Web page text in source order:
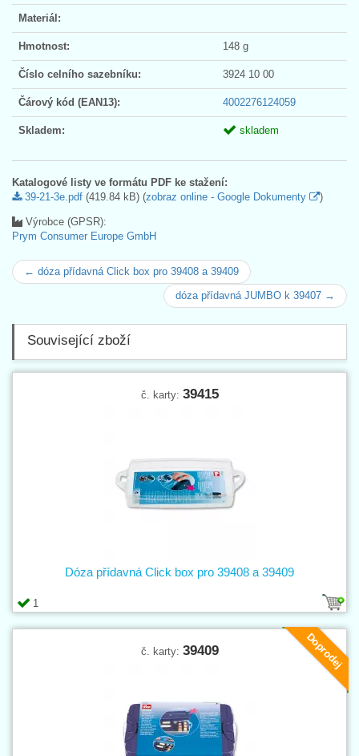
Materiál:
Hmotnost: 148 g
Číslo celního sazebníku: 3924 10 00
Čárový kód (EAN13): 4002276124059
Skladem: skladem
Katalogové listy ve formátu PDF ke stažení:
39-21-3e.pdf (419.84 kB) (zobraz online - Google Dokumenty )
Výrobce (GPSR):
Prym Consumer Europe GmbH
← dóza přídavná Click box pro 39408 a 39409
dóza přídavná JUMBO k 39407 →
Související zboží
č. karty: 39415
1
Dóza přídavná Click box pro 39408 a 39409
Doprodej
č. karty: 39409